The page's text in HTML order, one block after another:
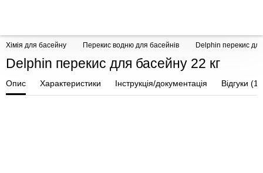
Хімія для басейну Перекис водню для басейнів Delphin перекис
Delphin перекис для басейну 22 кг
Опис Характеристики Інструкція/документація Відгуки (1)